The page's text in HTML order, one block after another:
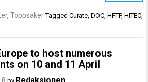
,Toppsaker TaggedCurate,DOC,HFTP,HITEC,
to host numerous
on 10 and 11 April